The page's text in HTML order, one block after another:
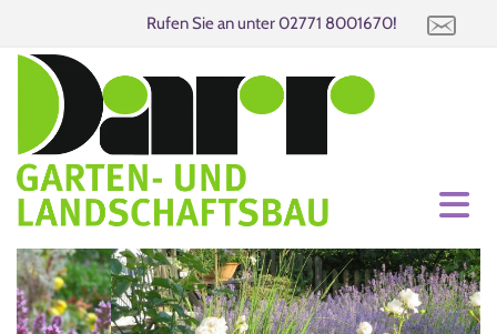
Rufen Sie an unter02771 8001670!